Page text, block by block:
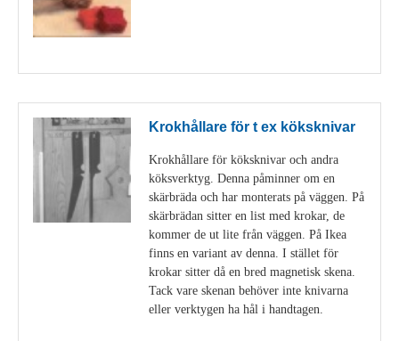
Krokhållare för t ex köksknivar
Krokhållare för köksknivar och andra
köksverktyg. Denna påminner om en
skärbräda och har monterats på väggen. På
skärbrädan sitter en list med krokar, de
kommer de ut lite från väggen. På Ikea
finns en variant av denna. I stället för
krokar sitter då en bred magnetisk skena.
Tack vare skenan behöver inte knivarna
eller verktygen ha hål i handtagen.